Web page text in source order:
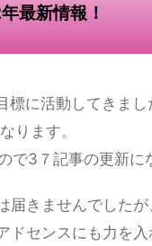
最新情報！
標に活動してきまし
ります。
で3７記事の更新に
届きませんでした
ドセンスにも力を入